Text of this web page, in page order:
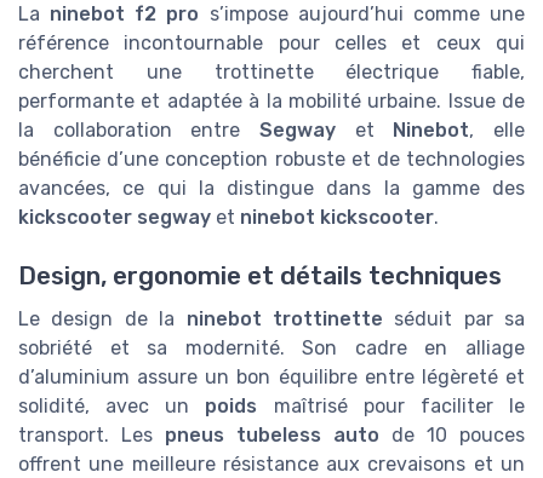
La ninebot f2 pro s’impose aujourd’hui comme une
référence incontournable pour celles et ceux qui
cherchent une trottinette électrique fiable,
performante et adaptée à la mobilité urbaine. Issue de
la collaboration entre Segway et Ninebot, elle
bénéficie d’une conception robuste et de technologies
avancées, ce qui la distingue dans la gamme des
kickscooter segway et ninebot kickscooter.
Design, ergonomie et détails techniques
Le design de la ninebot trottinette séduit par sa
sobriété et sa modernité. Son cadre en alliage
d’aluminium assure un bon équilibre entre légèreté et
solidité, avec un poids maîtrisé pour faciliter le
transport. Les pneus tubeless auto de 10 pouces
offrent une meilleure résistance aux crevaisons et un